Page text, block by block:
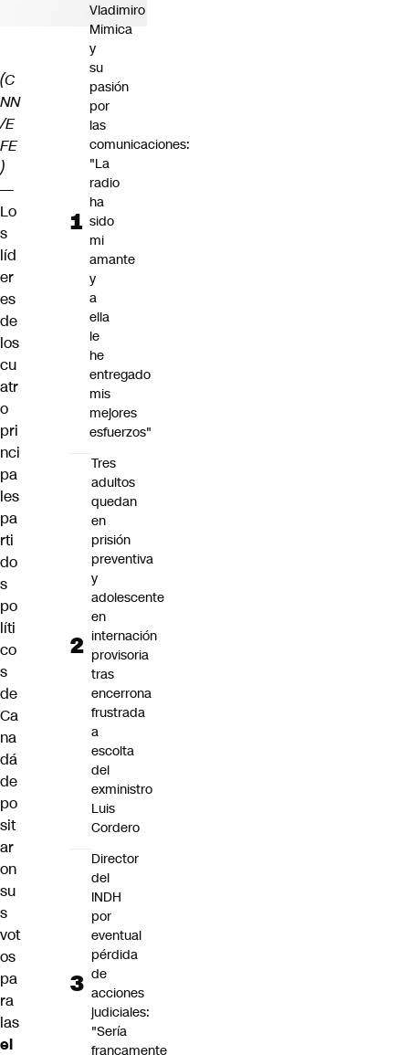
(C
NN
/E
FE
)
—
Lo
s
líd
er
es
de
los
cu
atr
o
pri
nci
pa
les
pa
rti
do
s
po
líti
co
s
de
Ca
na
dá
de
po
sit
ar
on
su
s
vot
os
pa
ra
las
el
Vladimiro
Mimica
y
su
pasión
por
las
comunicaciones:
"La
radio
ha
sido
mi
amante
y
a
ella
le
he
entregado
mis
mejores
esfuerzos"
Tres
adultos
quedan
en
prisión
preventiva
y
adolescente
en
internación
provisoria
tras
encerrona
frustrada
a
escolta
del
exministro
Luis
Cordero
Director
del
INDH
por
eventual
pérdida
de
acciones
judiciales:
"Sería
francamente